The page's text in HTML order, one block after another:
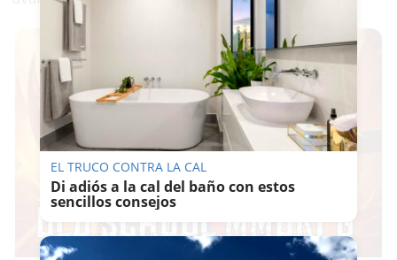
EL TRUCO CONTRA LA CAL
Di adiós a la cal del baño con estos
sencillos consejos